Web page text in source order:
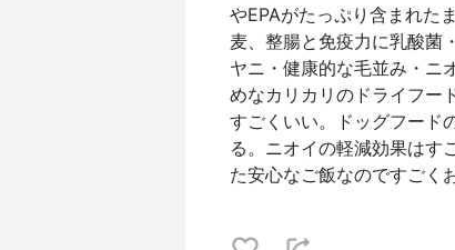
やEPAがたっぷり含まれた
麦、整腸と免疫力に乳酸菌
ヤニ・健康的な毛並み・ニ
めなカリカリのドライフー
すごくいい。ドッグフード
る。ニオイの軽減効果はす
た安心なご飯なのですごく